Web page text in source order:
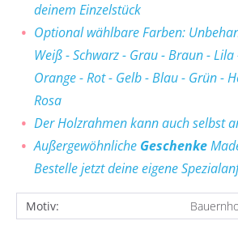
deinem Einzelstück
Optional wählbare Farben:
Weiß - Schwarz - Grau - Braun -
Orange - Rot - Gelb - Blau - Grün -
Rosa
Der Holzrahmen kann auch selbst
Außergewöhnliche Geschenke
Bestelle jetzt deine eigene
Motiv: